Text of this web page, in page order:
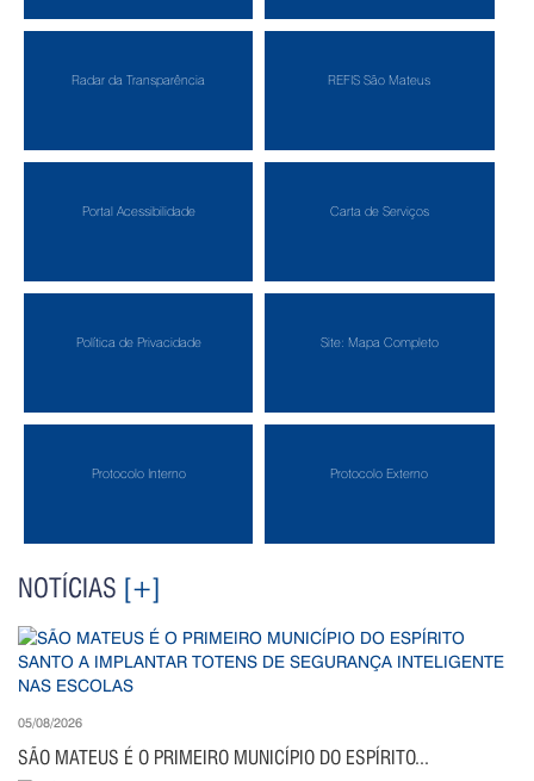
Radar da Transparência REFIS São Mateus
Portal Acessibilidade Carta de Serviços
Política de Privacidade Site: Mapa Completo
Protocolo Interno Protocolo Externo
NOTÍCIAS [+]
05/08/2026
SÃO MATEUS É O PRIMEIRO MUNICÍPIO DO ESPÍRITO...